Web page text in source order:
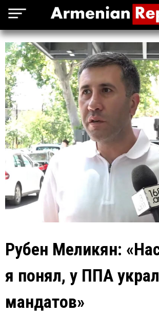
Рубен Меликян:
я понял, у ППА
мандатов»